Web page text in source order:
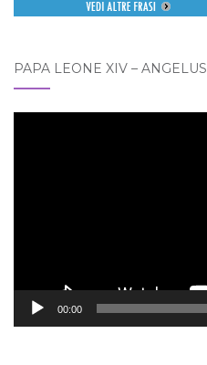
PAPA LEONE XIV – ANGELUS
00:00